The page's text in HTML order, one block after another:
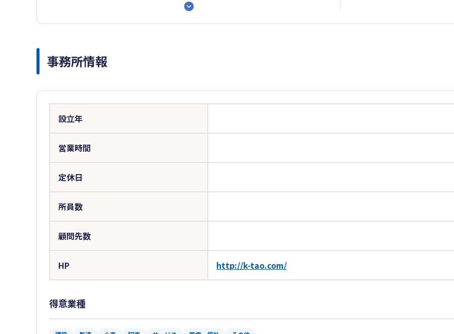
事務所情報
設立年
営業時間
定休日
所員数
顧問先数
HP http://k-tao.com/
得意業種